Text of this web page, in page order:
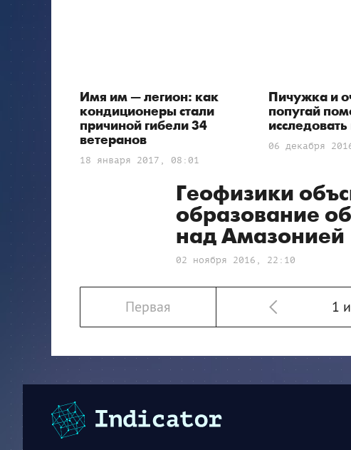
Имя им — легион: как
кондиционеры стали
причиной гибели 34
ветеранов
18 января 2017, 08:01
Пичужка и
попугай
06 декабря
Геофизики
образование
над Амазонией
02 ноября 2016, 22:10
Первая 1